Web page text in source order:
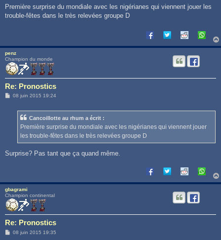
s
a
Première surprise du mondiale avec les nigérianes qui viennent jouer les
trouble-fêtes dans le très relevées groupe D
penz
Champion du monde
Re: Pronostics
M08 juin 2015 19:24
Cancoillotte au rhum a écrit :
Première surprise du mondiale avec les nigérianes qui viennent jouer
les trouble-fêtes dans le très relevées groupe D
Surprise? Pas tant que ça quand même.
gbagrami
Champion continental
Re: Pronostics
M08 juin 2015 19:35